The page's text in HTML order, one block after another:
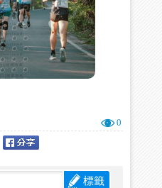
0
標籤